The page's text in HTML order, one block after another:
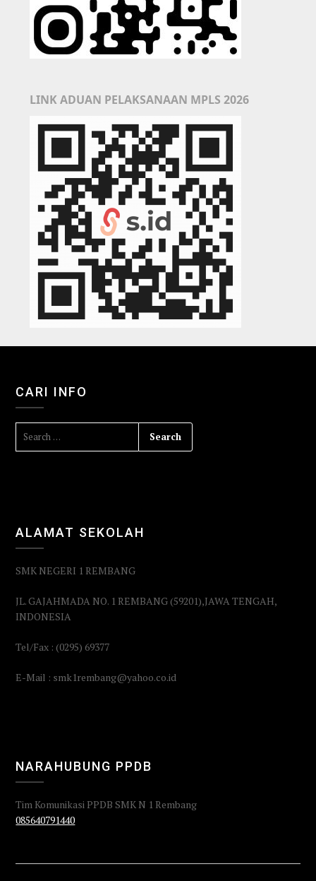
LINK ADUAN PELAKSANAAN MPLS 2026
CARI INFO
ALAMAT SEKOLAH
SMK NEGERI 1 REMBANG
JL. GAJAHMADA NO. 1 REMBANG (59201),JAWA TENGAH,
INDONESIA
Tel/Fax : (0295) 69377
E-Mail : smk1rembang@yahoo.co.id
NARAHUBUNG PPDB
Tim Komunikasi PPDB SMK N 1 Rembang
085640791440